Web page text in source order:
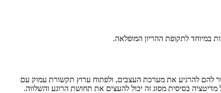
להם להרגיע את מערכת העצבים, ולפתוח ערוץ תקשורת עמוק עם
בסיסית מסוג זה יכול להעצים את תחושת הרוגע והשלווה.